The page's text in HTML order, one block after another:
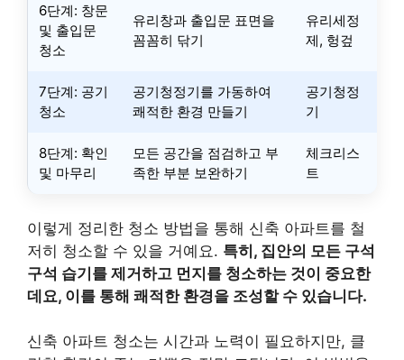
6단계: 창문
및 출입문
청소
유리창과 출입문 표면을
꼼꼼히 닦기
유리세정
제, 헝겊
7단계: 공기
청소
공기청정기를 가동하여
쾌적한 환경 만들기
공기청정
기
8단계: 확인
및 마무리
모든 공간을 점검하고 부
족한 부분 보완하기
체크리스
트
이렇게 정리한 청소 방법을 통해 신축 아파트를 철
저히 청소할 수 있을 거예요. 특히, 집안의 모든 구석
구석 습기를 제거하고 먼지를 청소하는 것이 중요한
데요, 이를 통해 쾌적한 환경을 조성할 수 있습니다.
신축 아파트 청소는 시간과 노력이 필요하지만, 클